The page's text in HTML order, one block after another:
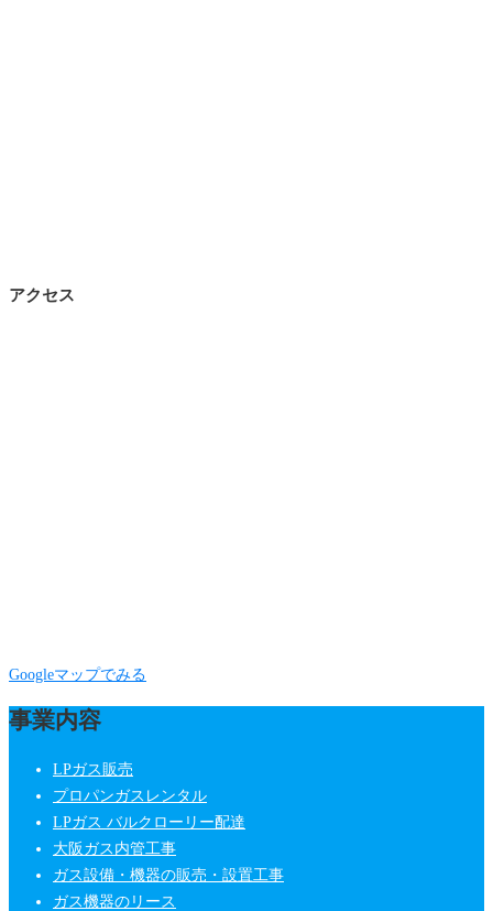
アクセス
Googleマップでみる
事業内容
LPガス販売
プロパンガスレンタル
LPガス バルクローリー配達
大阪ガス内管工事
ガス設備・機器の販売・設置工事
ガス機器のリース